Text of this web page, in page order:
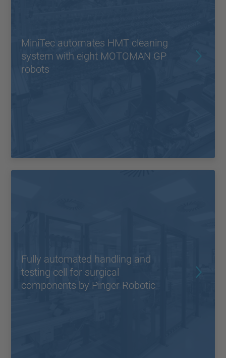
MiniTec automates HMT cleaning
system with eight MOTOMAN GP
robots
Fully automated handling and
testing cell for surgical
components by Pinger Robotic